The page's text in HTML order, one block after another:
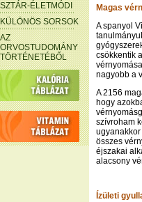
SZTÁR-ÉLETMÓDI
KÜLÖNÖS SORSOK
AZ
ORVOSTUDOMÁNY
TÖRTÉNETÉBŐL
Magas
A spanyol
csökkentik
nagyobb a
A 2156
hogy
szívroham
összes
éjszakai
alacsony
Ízületi